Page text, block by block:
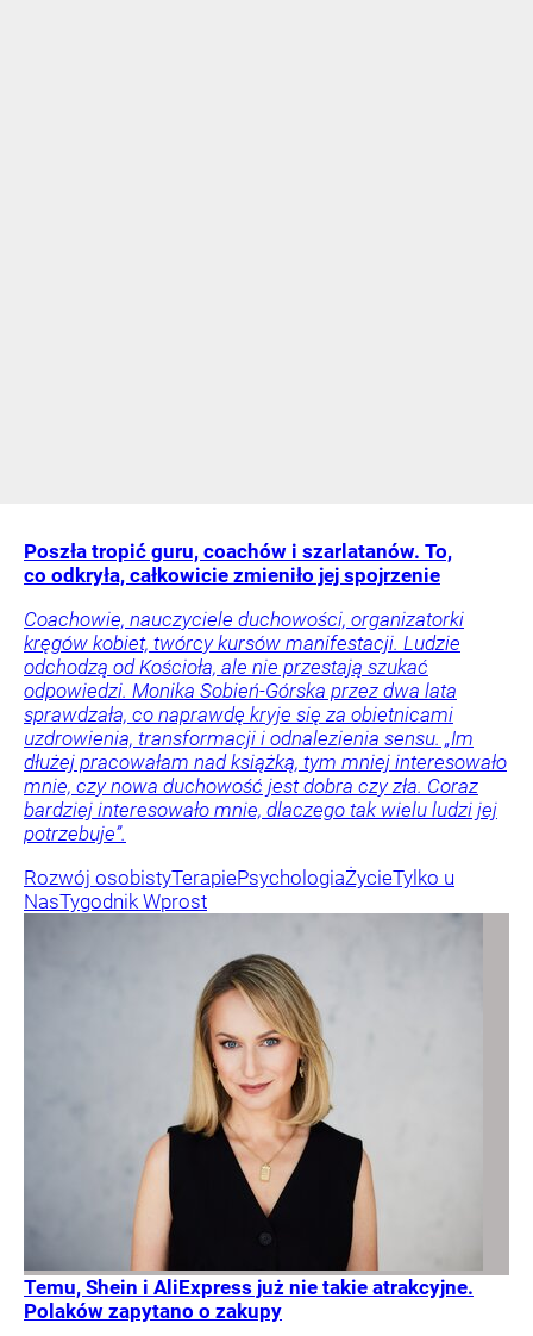
Poszła tropić guru, coachów i szarlatanów. To,
co odkryła, całkowicie zmieniło jej spojrzenie
Coachowie, nauczyciele duchowości, organizatorki
kręgów kobiet, twórcy kursów manifestacji. Ludzie
odchodzą od Kościoła, ale nie przestają szukać
odpowiedzi. Monika Sobień-Górska przez dwa lata
sprawdzała, co naprawdę kryje się za obietnicami
uzdrowienia, transformacji i odnalezienia sensu. „Im
dłużej pracowałam nad książką, tym mniej interesowało
mnie, czy nowa duchowość jest dobra czy zła. Coraz
bardziej interesowało mnie, dlaczego tak wielu ludzi jej
potrzebuje”.
Rozwój osobistyTerapiePsychologiaŻycieTylko u
NasTygodnik Wprost
Temu, Shein i AliExpress już nie takie atrakcyjne.
Polaków zapytano o zakupy